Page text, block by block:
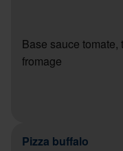
Base sauce
fromage
Pizza buffalo